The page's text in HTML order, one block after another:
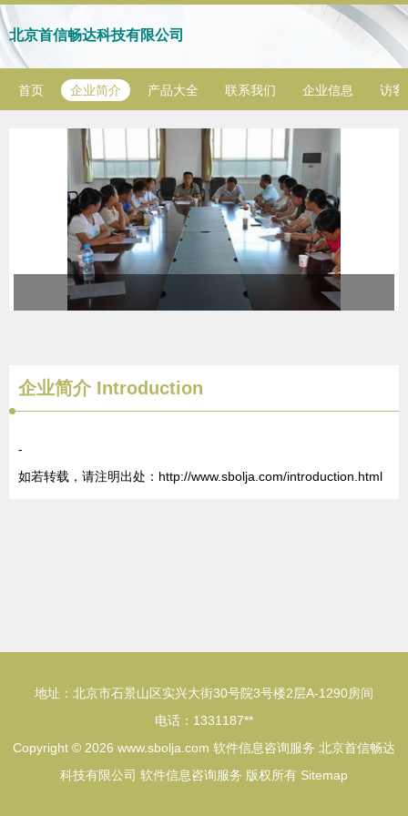
北京首信畅达科技有限公司
首页 企业简介 产品大全 联系我们 企业信息 访客
企业简介 Introduction
-
如若转载，请注明出处：http://www.sbolja.com/introduction.html
地址：北京市石景山区实兴大街30号院3号楼2层A-1290房间
电话：1331187**
Copyright © 2026 www.sbolja.com 软件信息咨询服务 北京首信畅达
科技有限公司 软件信息咨询服务 版权所有 Sitemap